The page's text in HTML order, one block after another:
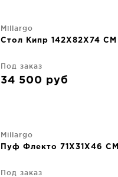
Millargo
Стол Кипр 142X82X74 CM
Под заказ
34 500 руб
Millargo
Пуф Флекто 71X31X46 CM
Под заказ